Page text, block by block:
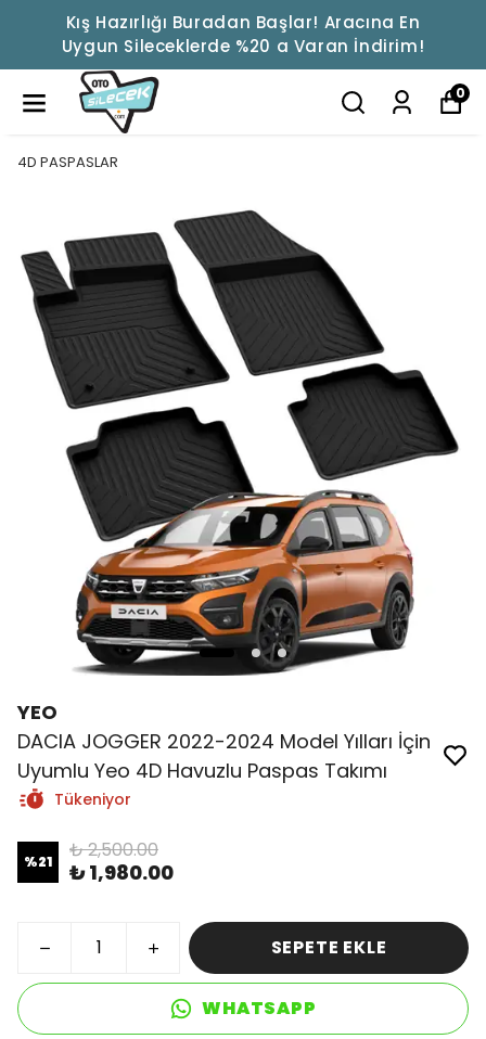
Kış Hazırlığı Buradan Başlar! Aracına En
Uygun Sileceklerde %20 a Varan İndirim!
0
4D PASPASLAR
YEO
DACIA JOGGER 2022-2024 Model Yılları İçin
Uyumlu Yeo 4D Havuzlu Paspas Takımı
Tükeniyor
%21 ₺ 2,500.00
₺ 1,980.00
SEPETE EKLE
WHATSAPP